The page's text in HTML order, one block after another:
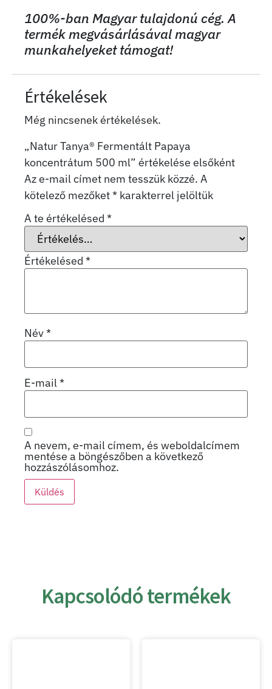
100%-ban Magyar tulajdonú cég. A
termék megvásárlásával magyar
munkahelyeket támogat!
Értékelések
Még nincsenek értékelések.
„Natur Tanya® Fermentált Papaya
koncentrátum 500 ml” értékelése elsőként
Az e-mail címet nem tesszük közzé. A
kötelező mezőket* karakterrel jelöltük
A te értékelésed *
Értékelésed *
Név*
E-mail*
A nevem, e-mail címem, és weboldalcímem
mentése a böngészőben a következő
hozzászólásomhoz.
Kapcsolódó termékek